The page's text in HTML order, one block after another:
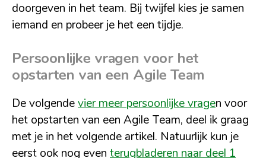
doorgeven in het team. Bij twijfel kies je samen
iemand en probeer je het een tijdje.
Persoonlijke vragen voor het
opstarten van een Agile Team
De volgendevier meer persoonlijke vragen voor
het opstarten van een Agile Team, deel ik graag
met je in het volgende artikel. Natuurlijk kun je
eerst ook nog even terugbladeren naar deel 1